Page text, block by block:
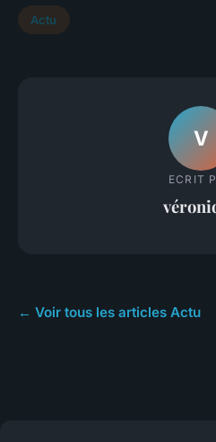
Actu
V
ECRIT
← Voir tous les articles Actu